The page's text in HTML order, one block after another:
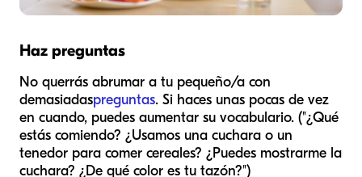
Haz preguntas
No querrás abrumar a tu pequeño/a con
demasiadaspreguntas. Si haces unas pocas de vez
en cuando, puedes aumentar su vocabulario. ("¿Qué
estás comiendo? ¿Usamos una cuchara o un
tenedor para comer cereales? ¿Puedes mostrarme la
cuchara? ¿De qué color es tu tazón?")